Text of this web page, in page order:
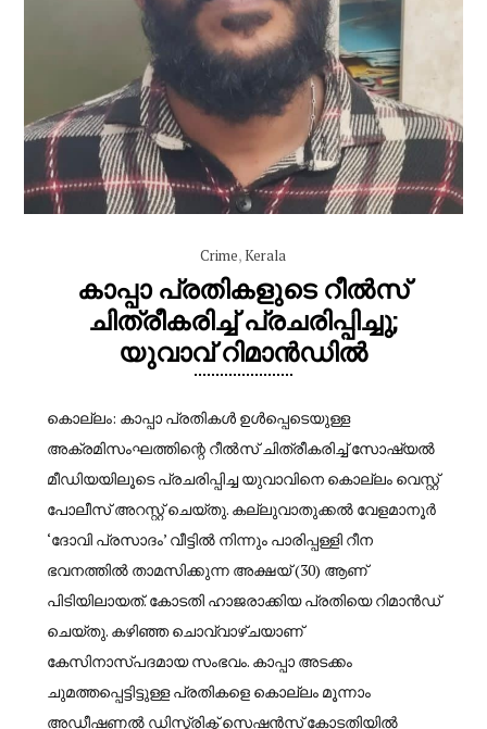
Crime,Kerala
കാപ്പാ പ്രതികളുടെ റീൽസ്
ചിത്രീകരിച്ച് പ്രചരിപ്പിച്ചു;
യുവാവ് റിമാൻഡിൽ
കൊല്ലം: കാപ്പാ പ്രതികൾ ഉൾപ്പെടെയുള്ള
അക്രമിസംഘത്തിന്റെ റീൽസ് ചിത്രീകരിച്ച് സോഷ്യൽ
മീഡിയയിലൂടെ പ്രചരിപ്പിച്ച യുവാവിനെ കൊല്ലം വെസ്റ്റ്
പോലീസ് അറസ്റ്റ് ചെയ്തു. കല്ലുവാതുക്കൽ വേളമാനൂർ
‘ദോവി പ്രസാദം’ വീട്ടിൽ നിന്നും പാരിപ്പള്ളി റീന
ഭവനത്തിൽ താമസിക്കുന്ന അക്ഷയ് (30) ആണ്
പിടിയിലായത്. കോടതി ഹാജരാക്കിയ പ്രതിയെ റിമാൻഡ്
ചെയ്തു. കഴിഞ്ഞ ചൊവ്വാഴ്ചയാണ്
കേസിനാസ്പദമായ സംഭവം. കാപ്പാ അടക്കം
ചുമത്തപ്പെട്ടിട്ടുള്ള പ്രതികളെ കൊല്ലം മൂന്നാം
അഡീഷണൽ ഡിസ്ട്രിക്ട് സെഷൻസ് കോടതിയിൽ